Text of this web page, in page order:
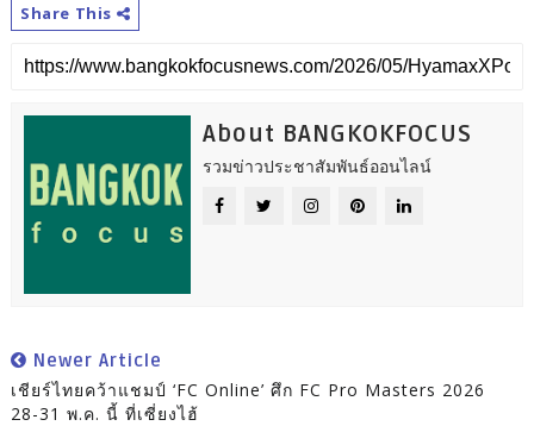
Share This
About BANGKOKFOCUS
รวมข่าวประชาสัมพันธ์ออนไลน์
Newer Article
เชียร์ไทยคว้าแชมป์ ‘FC Online’ ศึก FC Pro Masters 2026
28-31 พ.ค. นี้ ที่เซี่ยงไฮ้